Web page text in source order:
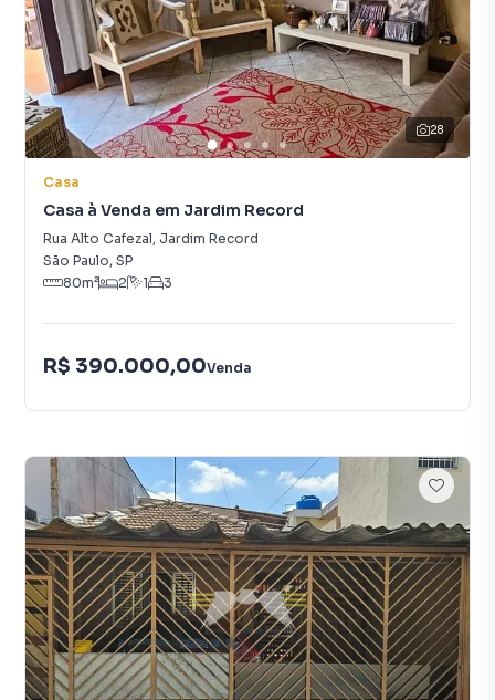
28
Casa
Casa à Venda em Jardim Record
Rua Alto Cafezal, Jardim Record
São Paulo, SP
80m² 2 1 3
R$ 390.000,00Venda